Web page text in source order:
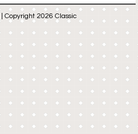
| Copyright 2026 Classic